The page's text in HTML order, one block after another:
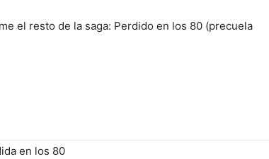
el resto de la saga: Perdido en los 80 (precuela
en los 80